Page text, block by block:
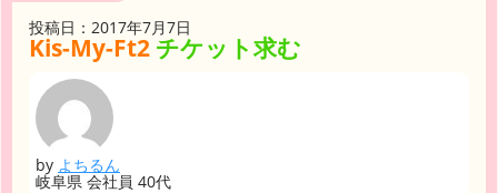
投稿日：2017年7月7日
Kis-My-Ft2 チケット求む
by よちるん
岐阜県 会社員 40代